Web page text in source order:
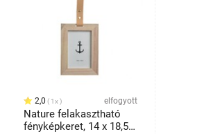
2,0 1x elfogyott
Nature felakasztható
fényképkeret, 14 x 18,5